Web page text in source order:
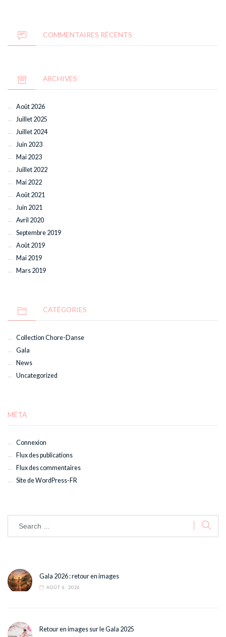
COMMENTAIRES RÉCENTS
ARCHIVES
Août 2026
Juillet 2025
Juillet 2024
Juin 2023
Mai 2023
Juillet 2022
Mai 2022
Août 2021
Juin 2021
Avril 2020
Septembre 2019
Août 2019
Mai 2019
Mars 2019
CATÉGORIES
Collection Chore-Danse
Gala
News
Uncategorized
MÉTA
Connexion
Flux des publications
Flux des commentaires
Site de WordPress-FR
Gala 2026 : retour en images
AOÛT 6, 2026
Retour en images sur le Gala 2025